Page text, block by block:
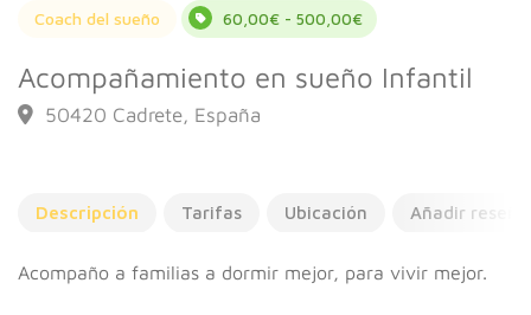
Coach del sueño 60,00€ - 500,00€
Acompañamiento en sueño Infantil
50420 Cadrete, España
Descripción Tarifas Ubicación Añadir reseña
Acompaño a familias a dormir mejor, para vivir mejor.